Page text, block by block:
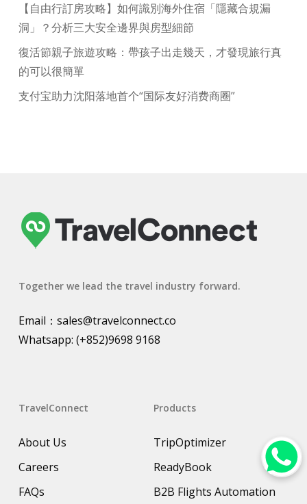
【自由行訂房攻略】如何識別海外住宿「隱藏合規漏
洞」？分析三大安全邊界與房型細節
復活節親子旅遊攻略：帶孩子出走幾天，才發現旅行真
的可以很簡單
支付宝助力沈阳落地首个“国际友好消费商圈”
Together we lead the travel industry forward.
Email： sales@travelconnect.co
Whatsapp: (+852)9698 9168
TravelConnect
About Us
Careers
FAQs
Products
TripOptimizer
ReadyBook
B2B Flights Automation